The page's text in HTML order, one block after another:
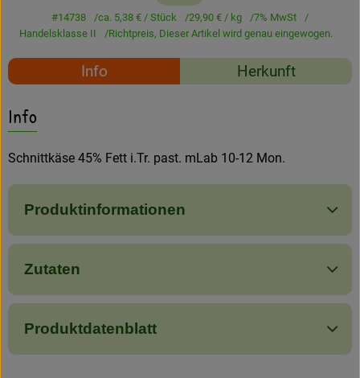
Amperhof-Blog
Entdecken
Über uns
#14738 ca. 5,38 € / Stück 29,90 € / kg
7% MwSt
Handelsklasse II
Richtpreis, Dieser Artikel wird genau eingewogen.
Rezepte
Info Herkunft
Info
Schnittkäse 45% Fett i.Tr. past. mLab 10-12 Mon.
Produktinformationen
Zutaten
Produktdatenblatt